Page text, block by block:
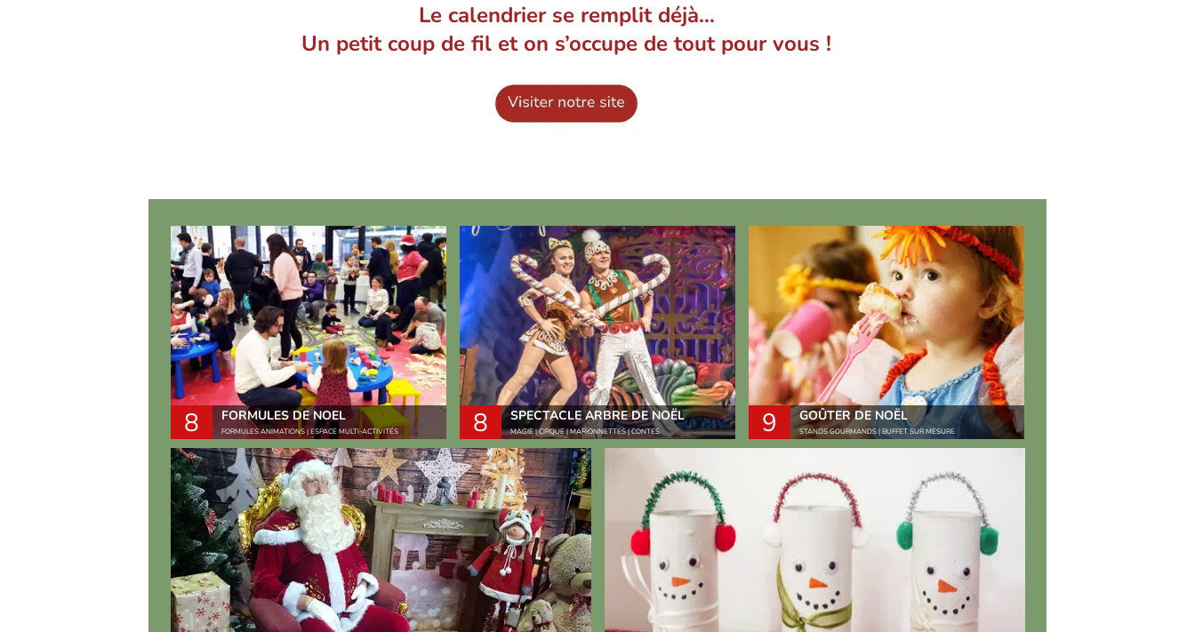
Le calendrier se remplit déjà…
Un petit coup de fil et on s’occupe de tout pour vous !
8 FORMULES DE NOEL
FORMULES ANIMATIONS | ESPACE MULTI-ACTIVITÉS 8 SPECTACLE ARBRE DE NOËL
MAGIE | CIRQUE | MARIONNETTES | CONTES 9 GOÛTER DE NOËL
STANDS GOURMANDS | BUFFET SUR MESURE